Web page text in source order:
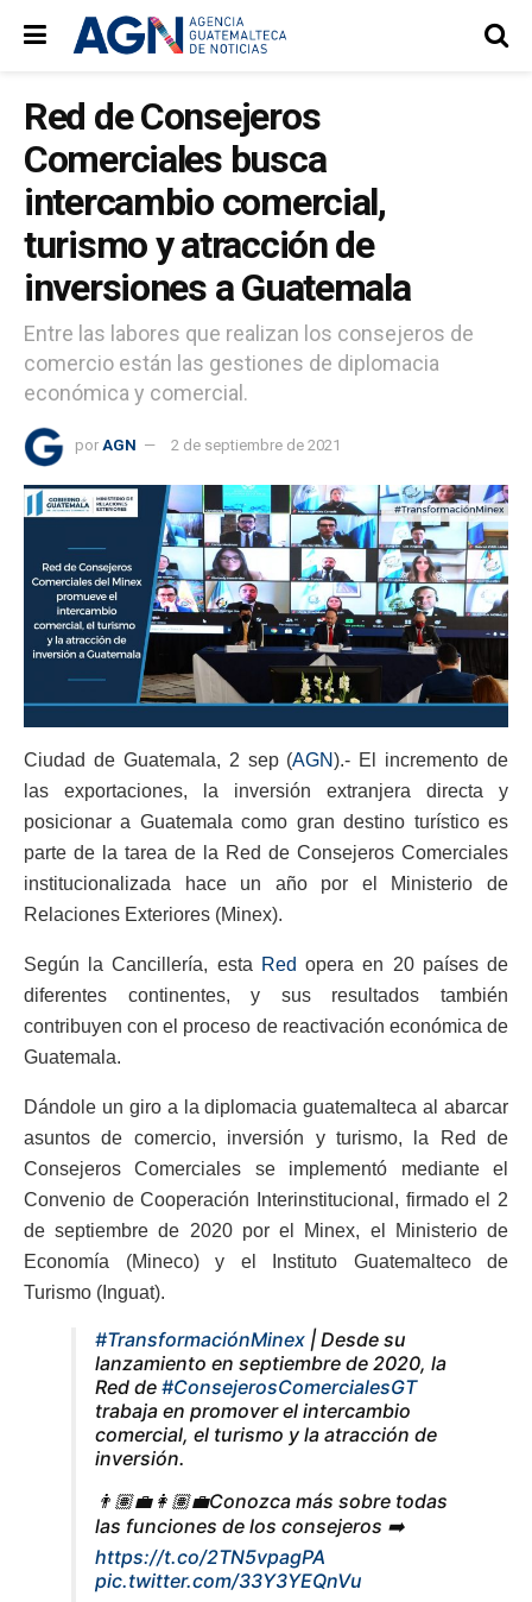
Red de Consejeros
Comerciales busca
intercambio comercial,
turismo y atracción de
inversiones a Guatemala
Entre las labores que realizan los consejeros de
comercio están las gestiones de diplomacia
económica y comercial.
por AGN 2 de septiembre de 2021
Ciudad de Guatemala, 2 sep (AGN).- El incremento de
las exportaciones, la inversión extranjera directa y
posicionar a Guatemala como gran destino turístico es
parte de la tarea de la Red de Consejeros Comerciales
institucionalizada hace un año por el Ministerio de
Relaciones Exteriores (Minex).
Según la Cancillería, esta Red opera en 20 países de
diferentes continentes, y sus resultados también
contribuyen con el proceso de reactivación económica de
Guatemala.
Dándole un giro a la diplomacia guatemalteca al abarcar
asuntos de comercio, inversión y turismo, la Red de
Consejeros Comerciales se implementó mediante el
Convenio de Cooperación Interinstitucional, firmado el 2
de septiembre de 2020 por el Minex, el Ministerio de
Economía (Mineco) y el Instituto Guatemalteco de
Turismo (Inguat).
#TransformaciónMinex | Desde su
lanzamiento en septiembre de 2020, la
Red de #ConsejerosComercialesGT
trabaja en promover el intercambio
comercial, el turismo y la atracción de
inversión.
👨🏽‍💼👩🏽‍💼Conozca más sobre todas
las funciones de los consejeros ➡️
https://t.co/2TN5vpagPA
pic.twitter.com/33Y3YEQnVu